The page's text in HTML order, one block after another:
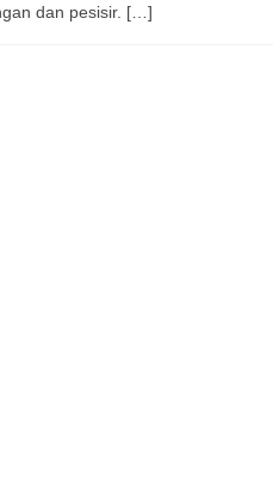
dan pesisir. […]